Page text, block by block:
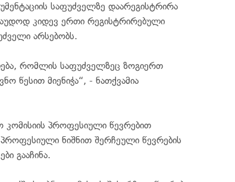
საფუძველზე დაარეგისტრირა
კიდევ ერთი რეგისტრირებული
არსებობს.
რომლის საფუძველზეც ზოგიერთ
წესით მიენიჭა“, - ნათქვამია
კომისიის პროფესიული წევრებით
ნიშნით შერჩეული წევრების
გააჩინა.